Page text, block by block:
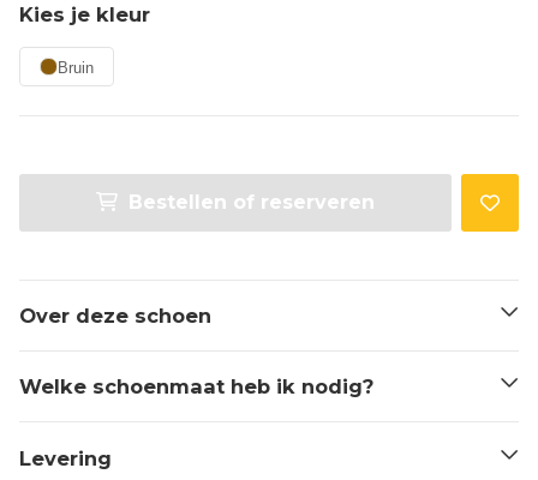
Kies je kleur
Bruin
Bestellen of reserveren
Over deze schoen
Welke schoenmaat heb ik nodig?
Levering